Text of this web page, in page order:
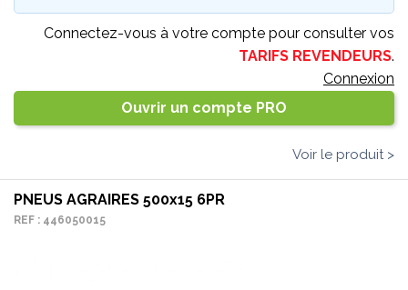
Connectez-vous à votre compte pour consulter vos
TARIFS REVENDEURS.
Connexion
Ouvrir un compte PRO
Voir le produit >
PNEUS AGRAIRES 500x15 6PR
REF : 446050015